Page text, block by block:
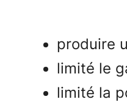
produire
limité le
limité la